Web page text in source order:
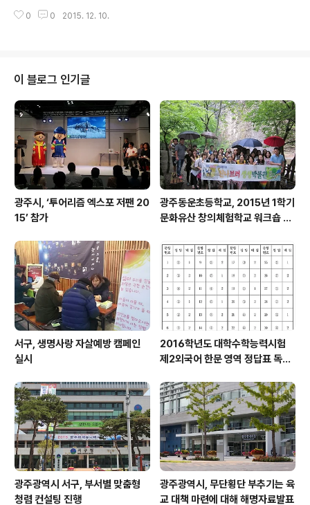
청년 활동가 사업’(1억원)과 일자리정책관실에서 추진하는
정치민주연합․북구3)은 광주시교육청 2016년도 본예산
경우 공립고는 400명을 지원하는 반면 사립고는 80명만
을 지원하고, 수석교사연구활동비지원 역시 공립고 10개
교를 지원하는 반면 사립고는 6개교만 지원할 계획이다.
뿐만 아니라 직업교육운영비지원, 또래상담운영, 맞춤형교
육과정운영비, 직업교육운영비, 학교도서관활성화프로그
램운영, 돌봄유치원운영지원 등에서도 공사립 차등을 두고
..
0 0 2015. 12. 10.
이 블로그 인기글
광주시, ‘투어리즘 엑스포 저팬 20
15’ 참가
광주동운초등학교, 2015년 1학기
문화유산 창의체험학교 워크숍 실
서구, 생명사랑 자살예방 캠페인
실시
2016학년도 대학수학능력시험
제2외국어 한문 영역 정답표 독일
일본어, 러시아어, 아랍어, 기초 베
트남어, 한문
광주광역시 서구, 부서별 맞춤형
청렴 컨설팅 진행
광주광역시, 무단횡단 부추기는 육
교 대책 마련에 대해 해명자료발표